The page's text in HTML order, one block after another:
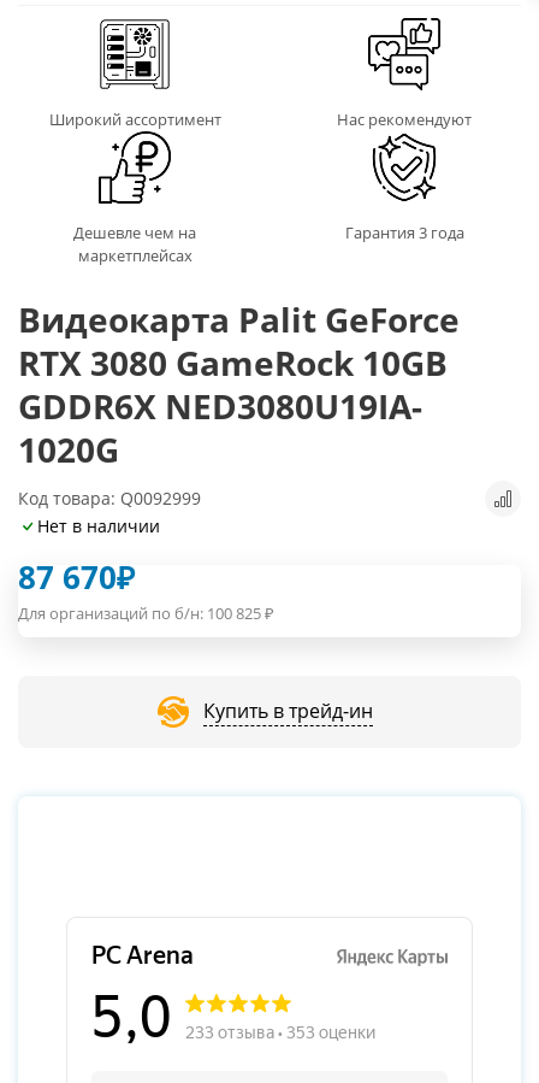
Широкий ассортимент Нас рекомендуют
Дешевле чем на
маркетплейсах
Гарантия 3 года
Видеокарта Palit GeForce
RTX 3080 GameRock 10GB
GDDR6X NED3080U19IA-
1020G
Код товара: Q0092999
Нет в наличии
87 670₽
Для организаций по б/н: 100 825₽
Купить в трейд-ин